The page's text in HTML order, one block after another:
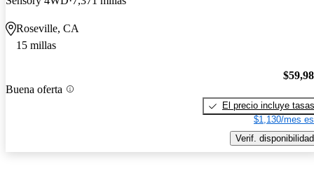
Roseville, CA
15 millas
Buena oferta
El precio incluye tasas
$1,130/mes
Verif. disponibilidad